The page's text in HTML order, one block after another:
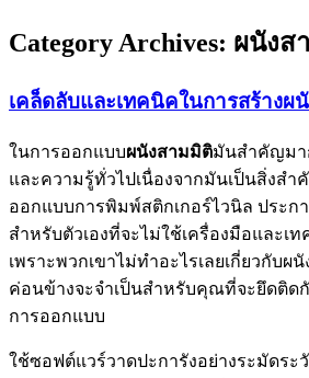
Category Archives: ผนังส
เคล็ดลับและเทคนิคในการสร้างผ
ในการออกแบบผนังสามมิติมันสำคัญม
และความรู้ทั่วไปเนื่องจากมันเป็นสิ่งสำ
ออกแบบการพิมพ์สติกเกอร์ไวนิล ประก
สำหรับตัวเองที่จะไม่ใช้เครื่องมือและเ
เพราะพวกเขาไม่ทำอะไรเลยเกี่ยวกับ
ค่อนข้างจะจำเป็นสำหรับคุณที่จะยึดติด
การออกแบบ
ใช้ซอฟต์แวร์วาดปะการังอย่างระมัดระ